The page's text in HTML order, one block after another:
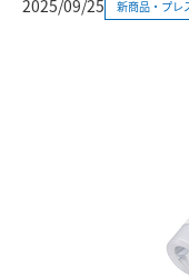
2025/09/25 新商品・プレ